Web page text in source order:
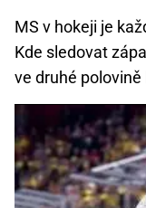
MS v hokeji je
Kde sledovat
ve druhé